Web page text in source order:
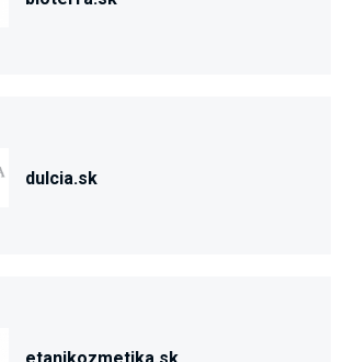
dulcia.sk
etanikozmetika.sk